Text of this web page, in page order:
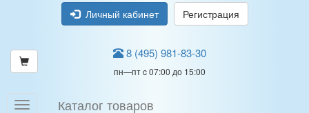
Личный кабинет Регистрация
8 (495) 981-83-30
пн—пт c 07:00 до 15:00
Каталог товаров